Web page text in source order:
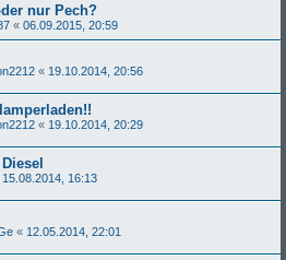
nur Pech?
« 06.09.2015, 20:59
« 19.10.2014, 20:56
« 19.10.2014, 20:29
15.08.2014, 16:13
« 12.05.2014, 22:01